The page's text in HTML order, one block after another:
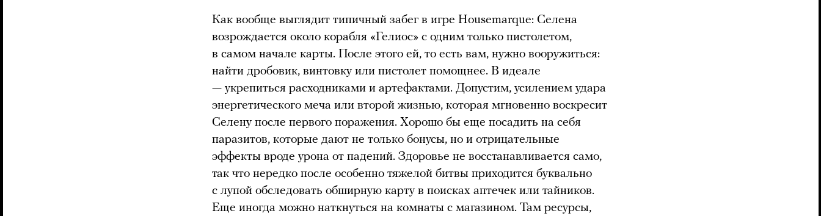
Как вообще выглядит типичный забег в игре Housemarque: Селена
возрождается около корабля «Гелиос» с одним только пистолетом,
в самом начале карты. После этого ей, то есть вам, нужно вооружиться:
найти дробовик, винтовку или пистолет помощнее. В идеале
— укрепиться расходниками и артефактами. Допустим, усилением удара
энергетического меча или второй жизнью, которая мгновенно воскресит
Селену после первого поражения. Хорошо бы еще посадить на себя
паразитов, которые дают не только бонусы, но и отрицательные
эффекты вроде урона от падений. Здоровье не восстанавливается само,
так что нередко после особенно тяжелой битвы приходится буквально
с лупой обследовать обширную карту в поисках аптечек или тайников.
Еще иногда можно наткнуться на комнаты с магазином. Там ресурсы,